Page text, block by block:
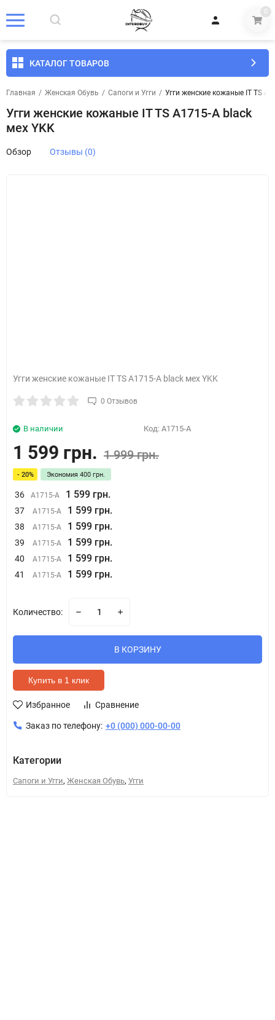
0
КАТАЛОГ ТОВАРОВ
Главная / Женская Обувь / Сапоги и Угги / Угги женские кожаные IT TS
Угги женские кожаные IT TS A1715-A black
мех YKK
Обзор Отзывы (0)
Угги женские кожаные IT TS A1715-A black мех YKK
0 Отзывов
В наличии Код: A1715-A
1 599 грн. 1 999 грн.
- 20% Экономия 400 грн.
36 A1715-A 1 599 грн.
37 A1715-A 1 599 грн.
38 A1715-A 1 599 грн.
39 A1715-A 1 599 грн.
40 A1715-A 1 599 грн.
41 A1715-A 1 599 грн.
Количество:
В КОРЗИНУ
Купить в 1 клик
Избранное Сравнение
Заказ по телефону: +0 (000) 000-00-00
Категории
Сапоги и Угги, Женская Обувь, Угги